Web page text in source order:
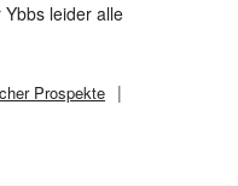
leider alle
Prospekte